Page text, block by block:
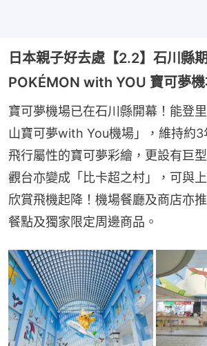
日本親子好去處【2.2】石川縣
POKÉMON with YOU 寶可夢
寶可夢機場已在石川縣開幕！能登
山寶可夢with You機場」，維持約3
飛行屬性的寶可夢彩繪，更設有巨
觀台亦變成「比卡超之村」，可與
欣賞飛機起降！機場餐廳及商店亦
餐點及獨家限定周邊商品。